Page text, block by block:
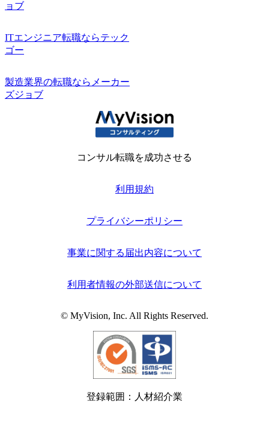
ョブ
ITエンジニア転職ならテック
ゴー
製造業界の転職ならメーカー
ズジョブ
コンサル転職を成功させる
利用規約
プライバシーポリシー
事業に関する届出内容について
利用者情報の外部送信について
© MyVision, Inc. All Rights Reserved.
登録範囲：人材紹介業